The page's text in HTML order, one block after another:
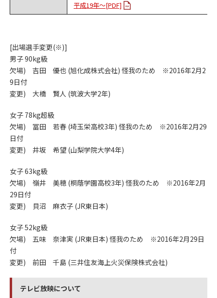
平成19年～[PDF]
[出場選手変更(※)]
男子 90kg級
欠場) 吉田 優也 (旭化成株式会社) 怪我のため ※2016年2月2
9日付
変更) 大橋 賢人 (筑波大学2年)
女子 78kg超級
欠場) 冨田 若春 (埼玉栄高校3年) 怪我のため ※2016年2月29
日付
変更) 井坂 希望 (山梨学院大学4年)
女子 63kg級
欠場) 嶺井 美穂 (桐蔭学園高校3年) 怪我のため ※2016年2月
29日付
変更) 貝沼 麻衣子 (JR東日本)
女子 52kg級
欠場) 五味 奈津実 (JR東日本) 怪我のため ※2016年2月29日
付
変更) 前田 千島 (三井住友海上火災保険株式会社)
テレビ放映について